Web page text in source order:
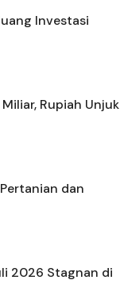
Investasi
Rupiah Unjuk
dan
2026 Stagnan di